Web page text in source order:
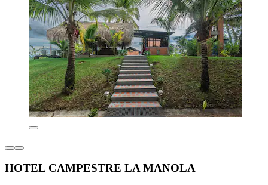
HOTEL CAMPESTRE LA MANOLA